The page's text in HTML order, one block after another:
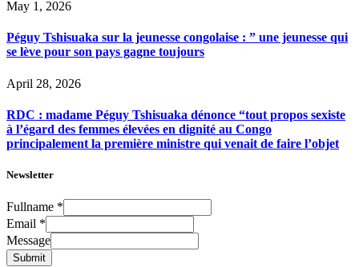
May 1, 2026
Péguy Tshisuaka sur la jeunesse congolaise : ” une jeunesse qui
se lève pour son pays gagne toujours
April 28, 2026
RDC : madame Péguy Tshisuaka dénonce “tout propos sexiste
à l’égard des femmes élevées en dignité au Congo
principalement la première ministre qui venait de faire l’objet
Newsletter
Fullname *
Email *
Message
Submit